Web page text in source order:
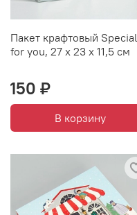
Пакет крафтовый Special
for you, 27 х 23 х 11,5 см
150 ₽
В корзину